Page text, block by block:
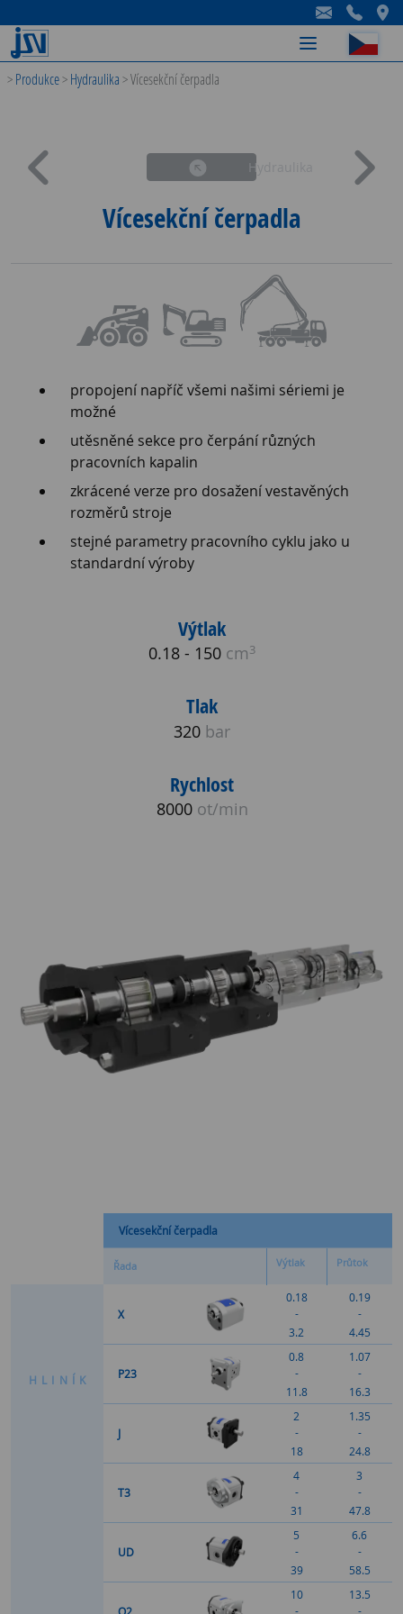
-
-
-
>Produkce>Hydraulika>Vícesekční čerpadla
Hydraulika
Vícesekční čerpadla
propojení napříč všemi našimi sériemi je
možné
utěsněné sekce pro čerpání různých
pracovních kapalin
zkrácené verze pro dosažení vestavěných
rozměrů stroje
stejné parametry pracovního cyklu jako u
standardní výroby
Výtlak
0.18 - 150 cm3
Tlak
320 bar
Rychlost
8000 ot/min
Vícesekční čerpadla
Řada Výtlak Průtok
H L I N Í K
X
0.18
-
3.2
0.19
-
4.45
P23
0.8
-
11.8
1.07
-
16.3
J
2
-
18
1.35
-
24.8
T3
4
-
31
3
-
47.8
UD
5
-
39
6.6
-
58.5
10
-
13.5
-